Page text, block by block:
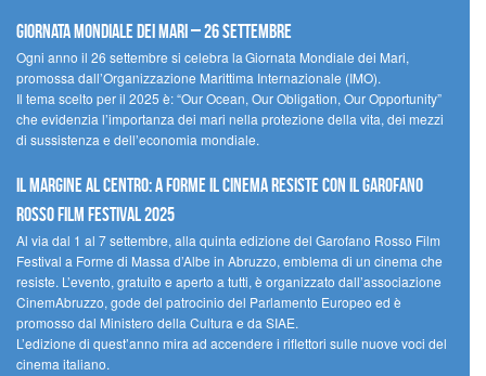
Giornata Mondiale dei Mari – 26 settembre
Ogni anno il 26 settembre si celebra la Giornata Mondiale dei Mari,
promossa dall’Organizzazione Marittima Internazionale (IMO).
Il tema scelto per il 2025 è: “Our Ocean, Our Obligation, Our Opportunity”
che evidenzia l’importanza dei mari nella protezione della vita, dei mezzi
di sussistenza e dell’economia mondiale.
Il margine al centro: a Forme il cinema resiste con il Garofano
Rosso Film Festival 2025
Al via dal 1 al 7 settembre, alla quinta edizione del Garofano Rosso Film
Festival a Forme di Massa d’Albe in Abruzzo, emblema di un cinema che
resiste. L’evento, gratuito e aperto a tutti, è organizzato dall’associazione
CinemAbruzzo, gode del patrocinio del Parlamento Europeo ed è
promosso dal Ministero della Cultura e da SIAE.
L’edizione di quest’anno mira ad accendere i riflettori sulle nuove voci del
cinema italiano.